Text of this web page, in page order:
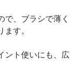
で、ブラシで薄く
す。
ント使いにも、広